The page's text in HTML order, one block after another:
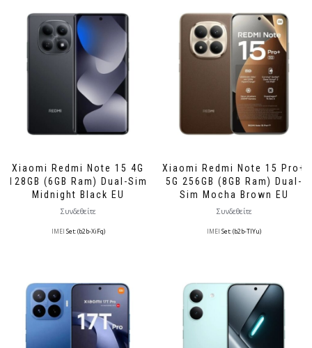
Xiaomi Redmi Note 15 4G
128GB (6GB Ram) Dual-Sim
Midnight Black EU
Συνδεθείτε
IMEI Set: (b2b-XiFq)
Xiaomi Redmi Note 15 Pro+
5G 256GB (8GB Ram) Dual-
Sim Mocha Brown EU
Συνδεθείτε
IMEI Set: (b2b-TlYu)